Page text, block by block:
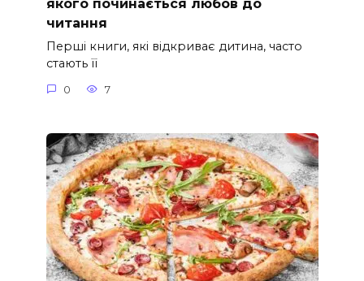
якого починається любов до
читання
Перші книги, які відкриває дитина, часто
стають її
0 7